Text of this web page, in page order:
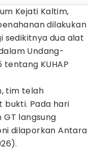
Kejati Kaltim,
dilakukan
sedikitnya dua alat
Undang-
tentang KUHAP
tim telah
bukti. Pada hari
langsung
dilaporkan Antara